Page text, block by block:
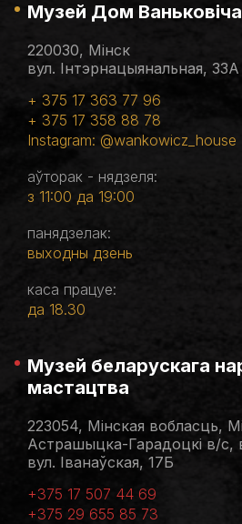
Музей Дом
220030, Мінск
вул. Інтэрнацыянальная, 33А
+ 375 17 363 77 96
+ 375 17 358 88 78
Instagram: @wankowicz_house
аўторак - нядзеля:
з 11:00 да 19:00
панядзелак:
выходны дзень
каса працуе:
да 18.30
Музей беларускага
мастацтва
223054, Мінская вобласць,
Астрашыцка-Гарадоцкі в/с,
вул. Іванаўская, 17Б
+375 17 507 44 69
+375 29 655 85 73